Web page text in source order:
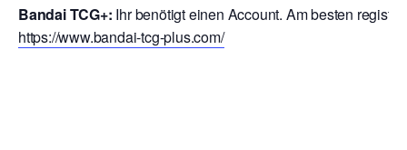
Bandai TCG+: Ihr benötigt einen Account. Am besten
https://www.bandai-tcg-plus.com/